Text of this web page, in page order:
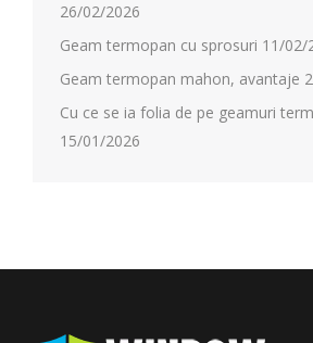
26/02/2026
Geam termopan cu sprosuri 11/02/
Geam termopan mahon, avantaje
Cu ce se ia folia de pe geamuri
15/01/2026